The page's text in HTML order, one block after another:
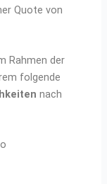
Quote von
Rahmen der
folgende
nach